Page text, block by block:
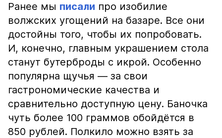
Ранее мы писали про изобилие
волжских угощений на базаре. Все они
достойны того, чтобы их попробовать.
И, конечно, главным украшением стола
станут бутерброды с икрой. Особенно
популярна щучья — за свои
гастрономические качества и
сравнительно доступную цену. Баночка
чуть более 100 граммов обойдётся в
850 рублей. Полкило можно взять за